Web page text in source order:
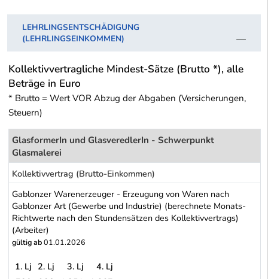
LEHRLINGSENTSCHÄDIGUNG
(LEHRLINGSEINKOMMEN)
Kollektivvertragliche Mindest-Sätze (Brutto *), alle
Beträge in Euro
* Brutto = Wert VOR Abzug der Abgaben (Versicherungen,
Steuern)
GlasformerIn und GlasveredlerIn - Schwerpunkt
Glasmalerei
Kollektivvertrag (Brutto-Einkommen)
Gablonzer Warenerzeuger - Erzeugung von Waren nach
Gablonzer Art (Gewerbe und Industrie) (berechnete Monats-
Richtwerte nach den Stundensätzen des Kollektivvertrags)
(Arbeiter)
gültig ab01.01.2026
1. Lj 2. Lj 3. Lj
4. Lj